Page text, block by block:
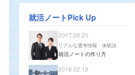
就活ノートPick Up
2017.06.25
リアルな選考情報・体験談
就活ノートの作り方
2018.02.19